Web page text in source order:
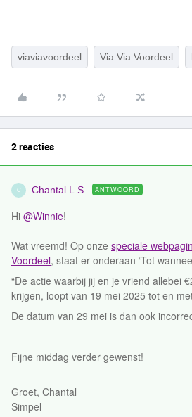
viaviavoordeel Via Via Voordeel
2 reacties
C Chantal L.S. ANTWOORD
Hi ​ @Winnie!
Wat vreemd! Op onze speciale
Voordeel, staat er onderaan ‘Tot
“De actie waarbij jij en je vriend allebei
krijgen, loopt van 19 mei 2025 tot en
De datum van 29 mei is dan ook
Fijne middag verder gewenst!
Groet, Chantal
Simpel